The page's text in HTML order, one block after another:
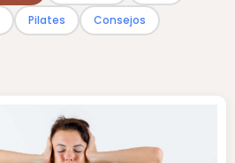
Pilates Consejos